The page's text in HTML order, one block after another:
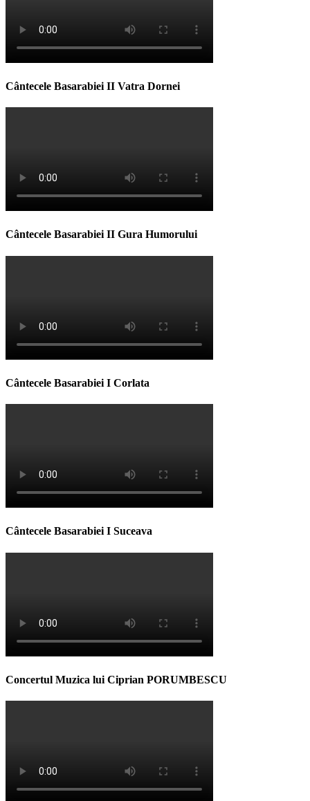
Cântecele Basarabiei II Vatra Dornei
Cântecele Basarabiei II Gura Humorului
Cântecele Basarabiei I Corlata
Cântecele Basarabiei I Suceava
Concertul Muzica lui Ciprian PORUMBESCU